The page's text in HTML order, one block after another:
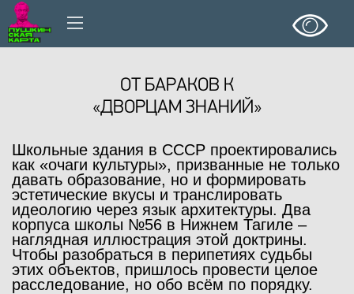
ОТ БАРАКОВ К
«ДВОРЦАМ ЗНАНИЙ»
Школьные здания в СССР проектировались
как «очаги культуры», призванные не только
давать образование, но и формировать
эстетические вкусы и транслировать
идеологию через язык архитектуры. Два
корпуса школы №56 в Нижнем Тагиле –
наглядная иллюстрация этой доктрины.
Чтобы разобраться в перипетиях судьбы
этих объектов, пришлось провести целое
расследование, но обо всём по порядку.